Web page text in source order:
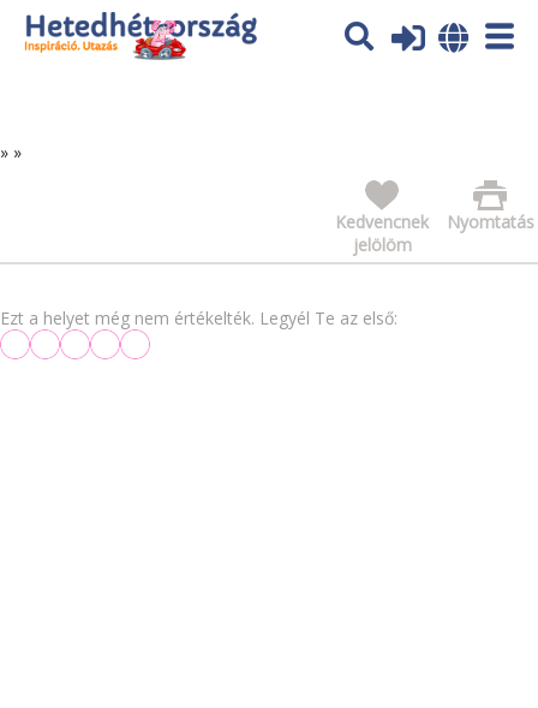
Az oldal sütiket (cookies) használ. További tájékoztatás itt:
Adatvédelmi tájékoztató
» »
Nyomtatás
Kedvencnek
jelölöm
Ezt a helyet még nem értékelték. Legyél Te az első: